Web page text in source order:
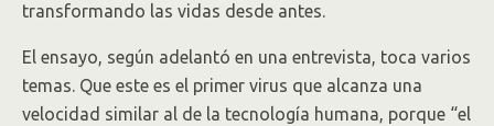
transformando las vidas desde antes.
El ensayo, según adelantó en una entrevista, toca varios
temas. Que este es el primer virus que alcanza una
velocidad similar al de la tecnología humana, porque “el